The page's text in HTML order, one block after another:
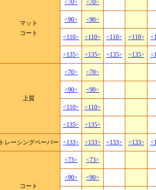
マット
コート
<70> <70>
<90> <90>
<110> <110> <110> <110>
<135> <135> <135> <135>
上質
<70> <70>
<90> <90>
<110> <110>
<135> <135>
トレーシングペーパー <133> <133> <133> <133>
コート
<73> <73>
<90> <90>